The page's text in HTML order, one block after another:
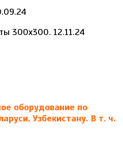
оборудование по
Узбекистану. В т. ч.